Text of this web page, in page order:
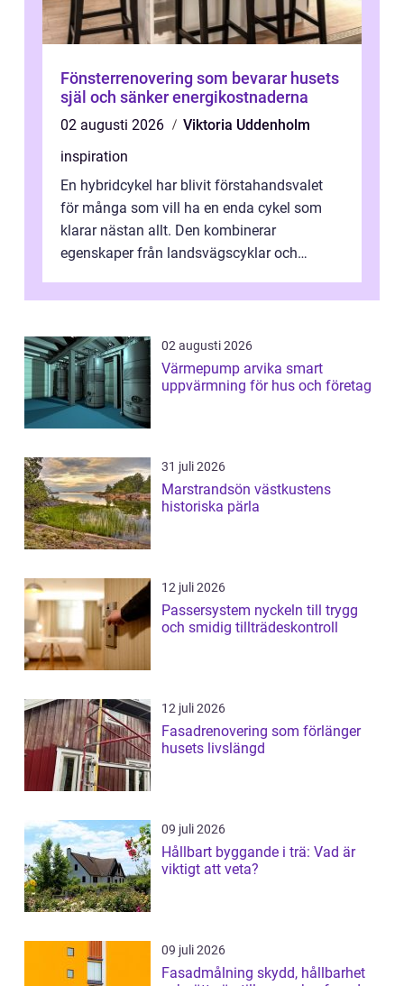
Fönsterrenovering som bevarar husets
själ och sänker energikostnaderna
02 augusti 2026
Viktoria Uddenholm
inspiration
En hybridcykel har blivit förstahandsvalet
för många som vill ha en enda cykel som
klarar nästan allt. Den kombinerar
egenskaper från landsvägscyklar och
02 augusti 2026
Värmepump arvika smart
uppvärmning för hus och företag
31 juli 2026
Marstrandsön västkustens
historiska pärla
12 juli 2026
Passersystem nyckeln till trygg
och smidig tillträdeskontroll
12 juli 2026
Fasadrenovering som förlänger
husets livslängd
09 juli 2026
Hållbart byggande i trä: Vad är
viktigt att veta?
09 juli 2026
Fasadmålning skydd, hållbarhet